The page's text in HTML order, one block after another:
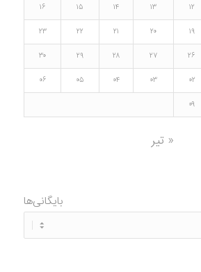
۱۲ ۱۳ ۱۴ ۱۵
۱۶
۱۹ ۲۰ ۲۱ ۲۲
۲۳
۲۶ ۲۷ ۲۸ ۲۹
۳۰
۰۲ ۰۳ ۰۴ ۰۵
۰۶
۰۹
« تیر
بایگانی‌ها